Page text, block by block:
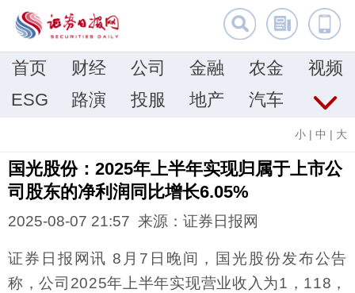
首页 财经 公司 金融 农金
视频
ESG
路演 投服 地产 汽车
小 | 中 | 大
国光股份：2025年上半年实现归属于上市公
司股东的净利润同比增长6.05%
2025-08-07 21:57 来源：证券日报网
证券日报网讯 8月7日晚间，国光股份发布公告
称，公司2025年上半年实现营业收入为1，118，